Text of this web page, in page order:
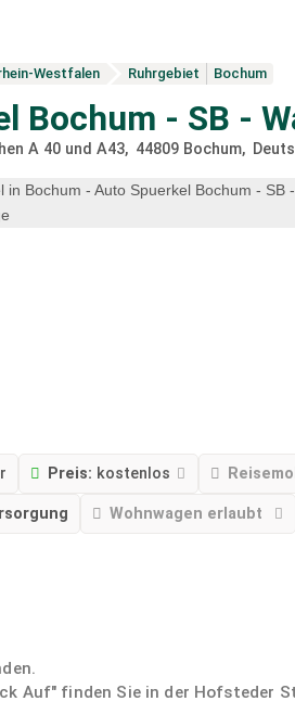
Westfalen Ruhrgebiet Bochum
Bochum - SB -
A 40 und A43 44809 Bochum
Preis: kostenlos
Wohnwagen erlaubt
Auf" finden Sie in der Hofsteder